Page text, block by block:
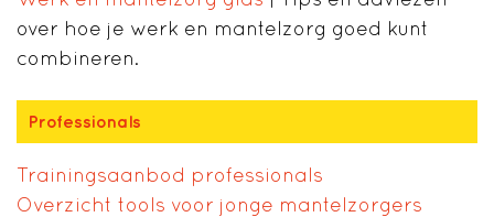
over hoe je werk en mantelzorg goed kunt
combineren.
Professionals
Trainingsaanbod professionals
Overzicht tools voor jonge mantelzorgers